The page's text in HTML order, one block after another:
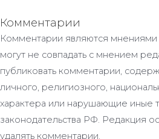
Комментарии
Комментарии являются мнениями
могут не совпадать с мнением
публиковать комментарии,
личного, религиозного,
характера или нарушающие иные
законодательства РФ. Редакция
удалять комментарии.